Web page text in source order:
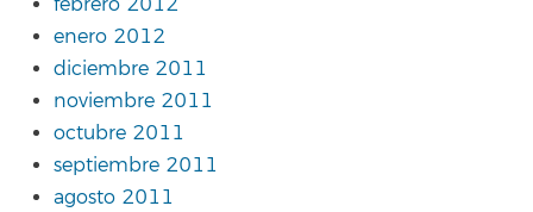
febrero 2012
enero 2012
diciembre 2011
noviembre 2011
octubre 2011
septiembre 2011
agosto 2011